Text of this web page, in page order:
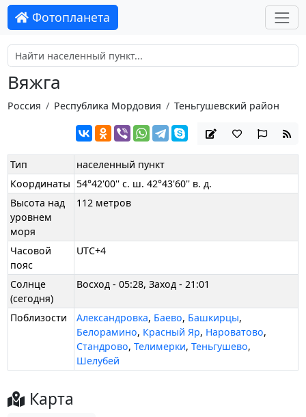
Фотопланета
Вяжга
Россия Республика Мордовия Теньгушевский район
Тип
населенный пункт
Координаты 54°42'00'' с. ш. 42°43'60'' в. д.
Высота над
уровнем
моря
112 метров
Часовой
пояс
UTC+4
Солнце
(сегодня)
Восход - 05:28, Заход - 21:01
Поблизости Александровка, Баево, Башкирцы,
Белорамино, Красный Яр, Нароватово,
Стандрово,Телимерки,Теньгушево,
Шелубей
Карта